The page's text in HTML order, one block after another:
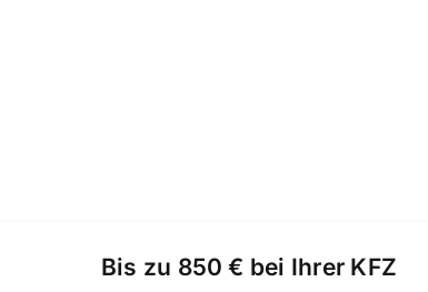
Bis zu 850 € bei Ihrer KFZ